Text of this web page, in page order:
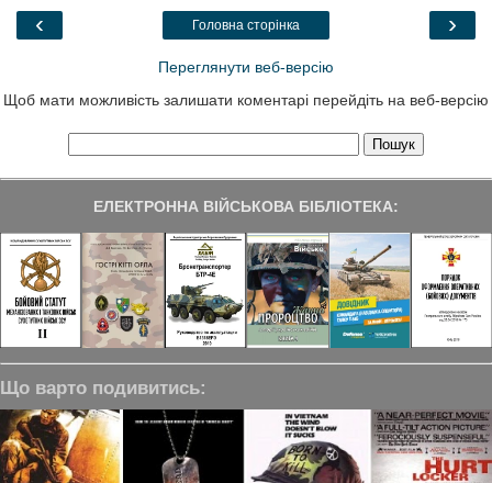
o
a
‹ ›
Головна сторінка
Переглянути веб-версію
Щоб мати можливість залишати коментарі перейдіть на веб-версію
ЕЛЕКТРОННА ВІЙСЬКОВА БІБЛІОТЕКА:
Що варто подивитись: